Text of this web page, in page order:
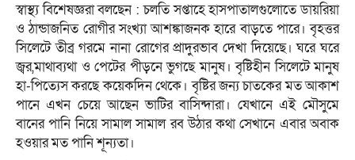
স্বাস্থ্য বিশেষজ্ঞরা বলছেন : চলতি সপ্তাহে হাসপাতালগুলোতে ডায়রিয়া
ও ঠান্ডাজনিত রোগীর সংখ্যা আশঙ্কাজনক হারে বাড়তে পারে। বৃহত্তর
সিলেটে তীব্র গরমে নানা রোগের প্রাদুরভাব দেখা দিয়েছে। ঘরে ঘরে
জ্বর,মাথাব্যথা ও পেটের পীড়নে ভুগছে মানুষ। বৃষ্টিহীন সিলেটে মানুষ
হা-পিত্যেস করছে কয়েকদিন থেকে। বৃষ্টির জন্য চাতকের মত আকাশ
পানে এখন চেয়ে আছেন ভাটির বাসিন্দারা। যেখানে এই মৌসুমে
বানের পানি নিয়ে সামাল সামাল রব উঠার কথা সেখানে এবার অবাক
হওয়ার মত পানি শূন্যতা।